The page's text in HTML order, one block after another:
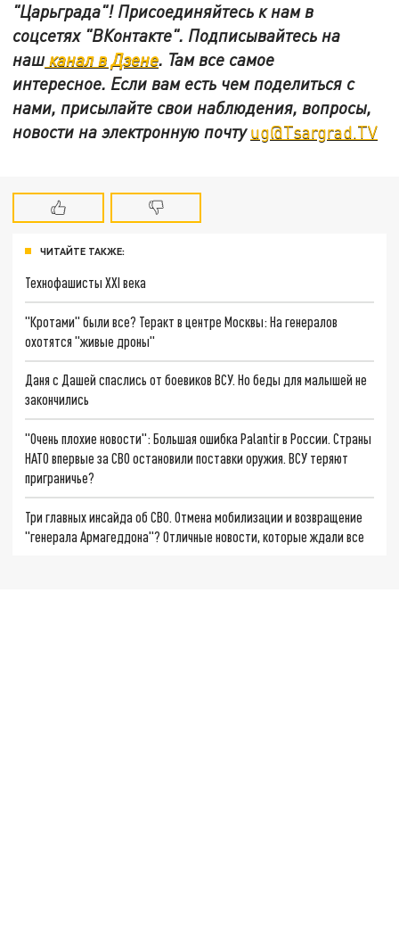
"Царьграда"! Присоединяйтесь к нам в
соцсетях "ВКонтакте". Подписывайтесь на
нашканал в Дзене. Там все самое
интересное. Если вам есть чем поделиться с
нами, присылайте свои наблюдения, вопросы,
новости на электронную почтуug@Tsargrad.TV
ЧИТАЙТЕ ТАКЖЕ:
Технофашисты XXI века
"Кротами" были все? Теракт в центре Москвы: На генералов
охотятся "живые дроны"
Даня с Дашей спаслись от боевиков ВСУ. Но беды для малышей не
закончились
"Очень плохие новости": Большая ошибка Palantir в России. Страны
НАТО впервые за СВО остановили поставки оружия. ВСУ теряют
приграничье?
Три главных инсайда об СВО. Отмена мобилизации и возвращение
"генерала Армагеддона"? Отличные новости, которые ждали все